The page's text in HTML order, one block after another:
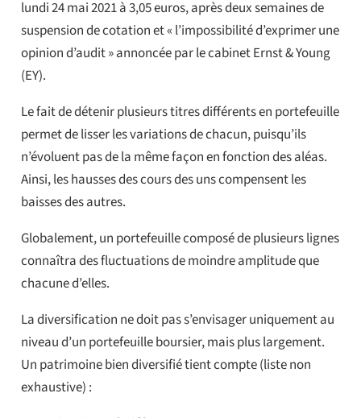
lundi 24 mai 2021 à 3,05 euros, après deux semaines de
suspension de cotation et « l’impossibilité d’exprimer une
opinion d’audit » annoncée par le cabinet Ernst & Young
(EY).
Le fait de détenir plusieurs titres différents en portefeuille
permet de lisser les variations de chacun, puisqu’ils
n’évoluent pas de la même façon en fonction des aléas.
Ainsi, les hausses des cours des uns compensent les
baisses des autres.
Globalement, un portefeuille composé de plusieurs lignes
connaîtra des fluctuations de moindre amplitude que
chacune d’elles.
La diversification ne doit pas s’envisager uniquement au
niveau d’un portefeuille boursier, mais plus largement.
Un patrimoine bien diversifié tient compte (liste non
exhaustive) :